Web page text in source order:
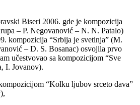
Biseri 2006. gde je kompozicija
– P. Negovanović – N. N. Patalo)
kompozicija “Srbija je svetinja” (M.
– D. S. Bosanac) osvojila prvo
učestvovao sa kompozicijom “Sve
I. Jovanov).
“Kolku ljubov srceto dava”